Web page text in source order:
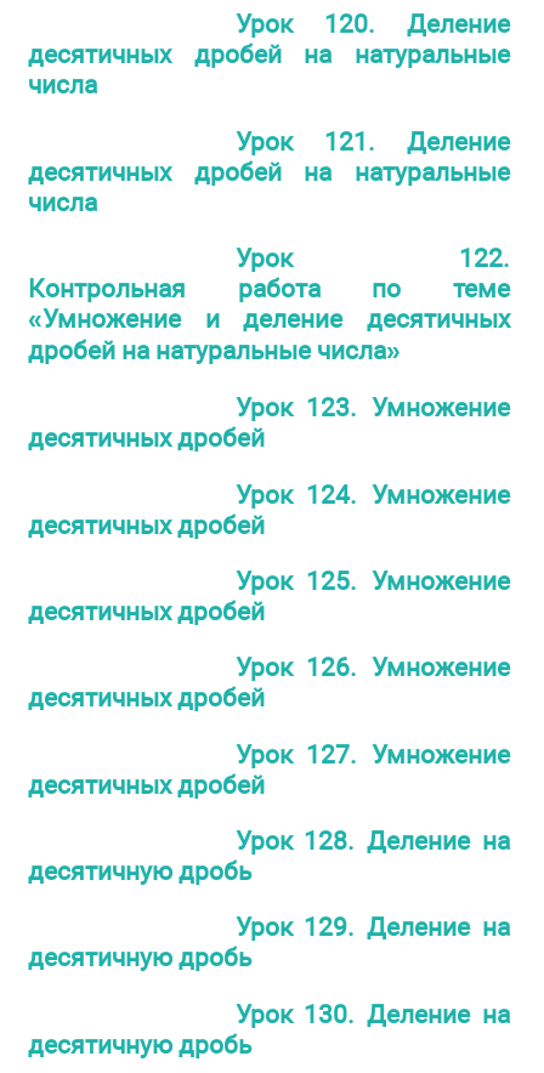
Урок 120. Деление
десятичных дробей на натуральные
числа
Урок 121. Деление
десятичных дробей на натуральные
числа
Урок 122.
Контрольная работа по теме
«Умножение и деление десятичных
дробей на натуральные числа»
Урок 123. Умножение
десятичных дробей
Урок 124. Умножение
десятичных дробей
Урок 125. Умножение
десятичных дробей
Урок 126. Умножение
десятичных дробей
Урок 127. Умножение
десятичных дробей
Урок 128. Деление на
десятичную дробь
Урок 129. Деление на
десятичную дробь
Урок 130. Деление на
десятичную дробь